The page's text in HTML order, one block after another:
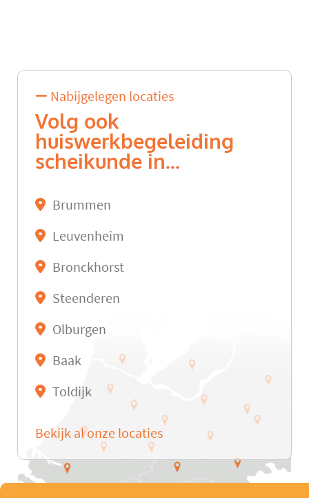
Nabijgelegen locaties
Volg ook
huiswerkbegeleiding
scheikunde in...
Brummen
Leuvenheim
Bronckhorst
Steenderen
Olburgen
Baak
Toldijk
Bekijk al onze locaties